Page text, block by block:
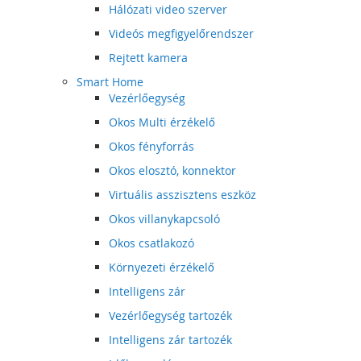
Hálózati video szerver
Videós megfigyelőrendszer
Rejtett kamera
Smart Home
Vezérlőegység
Okos Multi érzékelő
Okos fényforrás
Okos elosztó, konnektor
Virtuális asszisztens eszköz
Okos villanykapcsoló
Okos csatlakozó
Környezeti érzékelő
Intelligens zár
Vezérlőegység tartozék
Intelligens zár tartozék